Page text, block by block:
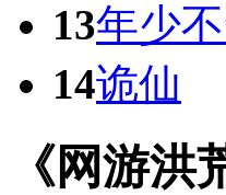
13年少
14诡仙
《网游